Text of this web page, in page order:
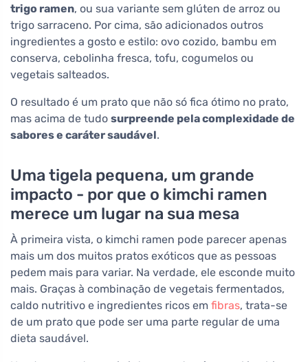
trigo ramen, ou sua variante sem glúten de arroz ou
trigo sarraceno. Por cima, são adicionados outros
ingredientes a gosto e estilo: ovo cozido, bambu em
conserva, cebolinha fresca, tofu, cogumelos ou
vegetais salteados.
O resultado é um prato que não só fica ótimo no prato,
mas acima de tudo surpreende pela complexidade de
sabores e caráter saudável.
Uma tigela pequena, um grande
impacto - por que o kimchi ramen
merece um lugar na sua mesa
À primeira vista, o kimchi ramen pode parecer apenas
mais um dos muitos pratos exóticos que as pessoas
pedem mais para variar. Na verdade, ele esconde muito
mais. Graças à combinação de vegetais fermentados,
caldo nutritivo e ingredientes ricos em fibras, trata-se
de um prato que pode ser uma parte regular de uma
dieta saudável.